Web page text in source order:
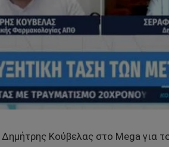
Δημήτρης Κούβελας στο Mega για